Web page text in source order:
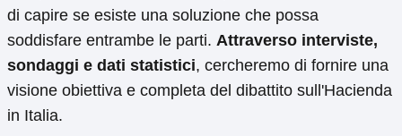
di capire se esiste una soluzione che possa
soddisfare entrambe le parti. Attraverso interviste,
sondaggi e dati statistici, cercheremo di fornire una
visione obiettiva e completa del dibattito sull'Hacienda
in Italia.